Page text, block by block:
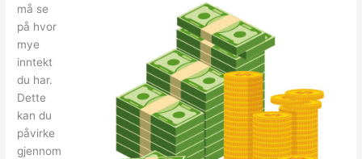
må se
på hvor
mye
inntekt
du har.
Dette
kan du
påvirke
gjennom